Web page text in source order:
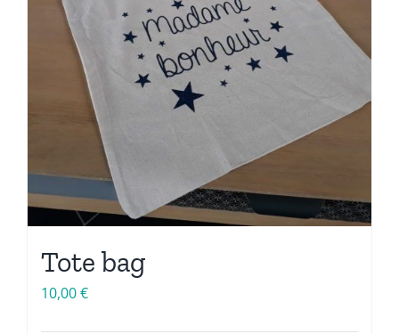
Tote bag
10,00€